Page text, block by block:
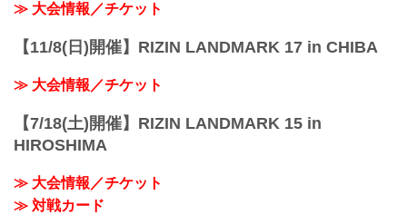
≫ 大会情報／チケット
【11/8(日)開催】RIZIN LANDMARK 17 in CHIBA
≫ 大会情報／チケット
【7/18(土)開催】RIZIN LANDMARK 15 in
HIROSHIMA
≫ 大会情報／チケット
≫ 対戦カード